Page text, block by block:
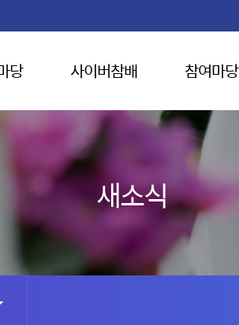
당 사이버참배 참여마당
새소식